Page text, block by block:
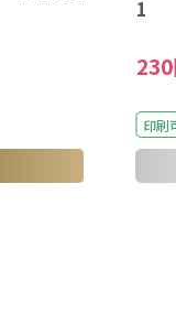
1
印刷